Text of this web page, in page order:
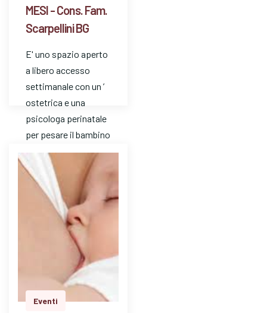
MESI - Cons. Fam.
Scarpellini BG
E' uno spazio aperto
a libero accesso
settimanale con un ’
ostetrica e una
psicologa perinatale
per pesare il bambino
e avere risposte a
dom…
Eventi